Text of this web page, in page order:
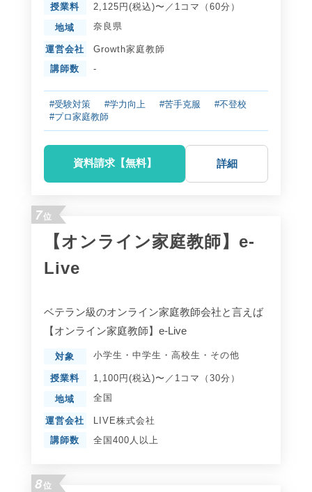
授業料 2,125円(税込)〜／1コマ（60分）
地域 奈良県
運営会社
Growth家庭教師
講師数
-
#受験対策 #学力向上 #苦手克服
#不登校
#プロ家庭教師
資料請求【無料】 詳細
7位
【オンライン家庭教師】e-
Live
ベテラン級のオンライン家庭教師会社と言えば
【オンライン家庭教師】e-Live
対象 小学生 ・ 中学生 ・ 高校生 ・ その他
授業料 1,100円(税込)〜／1コマ（30分）
地域 全国
運営会社
LIVE株式会社
講師数
全国400人以上
8位